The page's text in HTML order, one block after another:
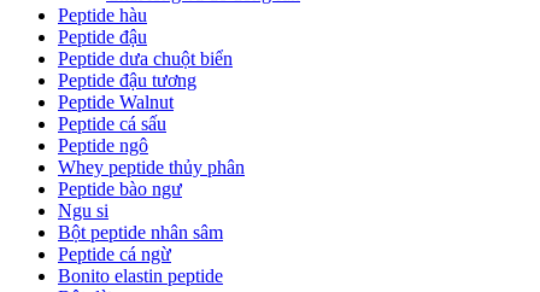
Peptide hàu
Peptide đậu
Peptide dưa chuột biển
Peptide đậu tương
Peptide Walnut
Peptide cá sấu
Peptide ngô
Whey peptide thủy phân
Peptide bào ngư
Ngu si
Bột peptide nhân sâm
Peptide cá ngừ
Bonito elastin peptide